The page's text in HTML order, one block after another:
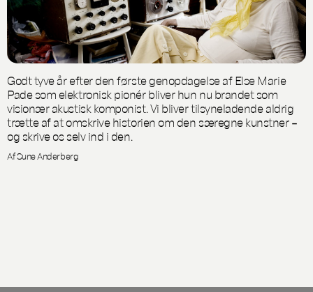
Godt tyve år efter den første genopdagelse af Else Marie
Pade som elektronisk pionér bliver hun nu brandet som
visionær akustisk komponist. Vi bliver tilsyneladende aldrig
trætte af at omskrive historien om den særegne kunstner –
og skrive os selv ind i den.
Af Sune Anderberg